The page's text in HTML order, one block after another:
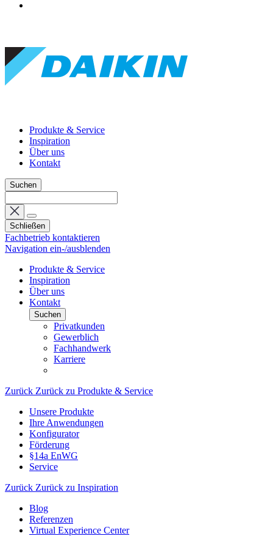
Produkte & Service
Inspiration
Über uns
Kontakt
Suchen
Schließen
Fachbetrieb kontaktieren
Navigation ein-/ausblenden
Produkte & Service
Inspiration
Über uns
Kontakt
Suchen
Privatkunden
Gewerblich
Fachhandwerk
Karriere
Zurück Zurück zu Produkte & Service
Unsere Produkte
Ihre Anwendungen
Konfigurator
Förderung
§14a EnWG
Service
Zurück Zurück zu Inspiration
Blog
Referenzen
Virtual Experience Center